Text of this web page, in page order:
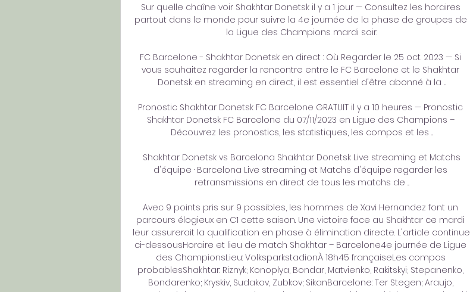
Sur quelle chaîne voir Shakhtar Donetsk il y a 1 jour — Consultez les horaires
partout dans le monde pour suivre la 4e journée de la phase de groupes de
la Ligue des Champions mardi soir.
FC Barcelone - Shakhtar Donetsk en direct : Où Regarder le 25 oct. 2023 — Si
vous souhaitez regarder la rencontre entre le FC Barcelone et le Shakhtar
Donetsk en streaming en direct, il est essentiel d'être abonné à la ...
Pronostic Shakhtar Donetsk FC Barcelone GRATUIT il y a 10 heures — Pronostic
Shakhtar Donetsk FC Barcelone du 07/11/2023 en Ligue des Champions –
Découvrez les pronostics, les statistiques, les compos et les ...
️ Shakhtar Donetsk vs Barcelona Shakhtar Donetsk Live streaming et Matchs
d'équipe · Barcelona Live streaming et Matchs d'équipe regarder les
retransmissions en direct de tous les matchs de ...
Avec 9 points pris sur 9 possibles, les hommes de Xavi Hernandez font un
parcours élogieux en C1 cette saison. Une victoire face au Shakhtar ce mardi
leur assurerait la qualification en phase à élimination directe. L'article continue
ci-dessousHoraire et lieu de match Shakhtar – Barcelone4e journée de Ligue
des ChampionsLieu: VolksparkstadionÀ 18h45 françaiseLes compos
probablesShakhtar: Riznyk; Konoplya, Bondar, Matvienko, Rakitskyi; Stepanenko,
Bondarenko; Kryskiv, Sudakov, Zubkov; SikanBarcelone: Ter Stegen; Araujo,